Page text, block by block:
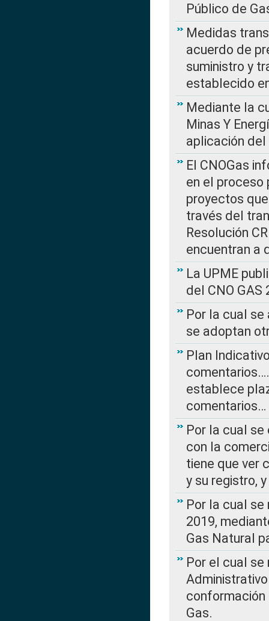
Público de
Medidas
acuerdo de
suministro y
establecido
Mediante la
Minas Y
aplicación
El CNOGas
en el proceso
proyectos
través del
Resolución
encuentran a
La UPME
del CNO
Por la cual
se adoptan
Plan
establece
comentarios…
Por la cual
con la
tiene que ver
y su registro,
Por la cual
2019,
Gas Natural
Por el cual
conformación
Gas.